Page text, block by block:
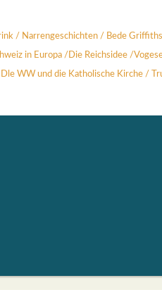
/ Nar­ren­ge­schich­ten / Bede
in Euro­pa / Die Reichs­idee /
Dle WW und die Katho­li­sche Kir­che /